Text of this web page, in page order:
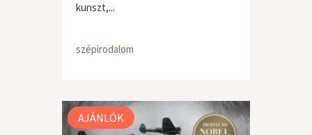
kunszt,...
szépirodalom
AJÁNLÓK